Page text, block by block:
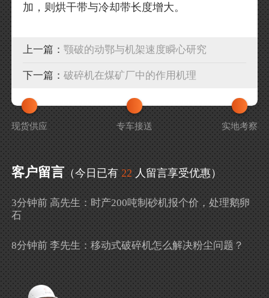
加，则烘干带与冷却带长度增大。
上一篇：颚破的动鄂与机架速度瞬心研究
下一篇：破碎机在煤矿厂中的作用机理
现货供应 专车接送 实地考察
客户留言 （今日已有 22 人留言享受优惠）
3分钟前 高先生：时产200吨制砂机报个价，处理鹅卵
石
8分钟前 李先生：移动式破碎机怎么解决粉尘问题？
吗？